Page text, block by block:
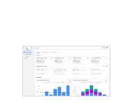
たアセットを実
セットを新しい
セルフサービスを